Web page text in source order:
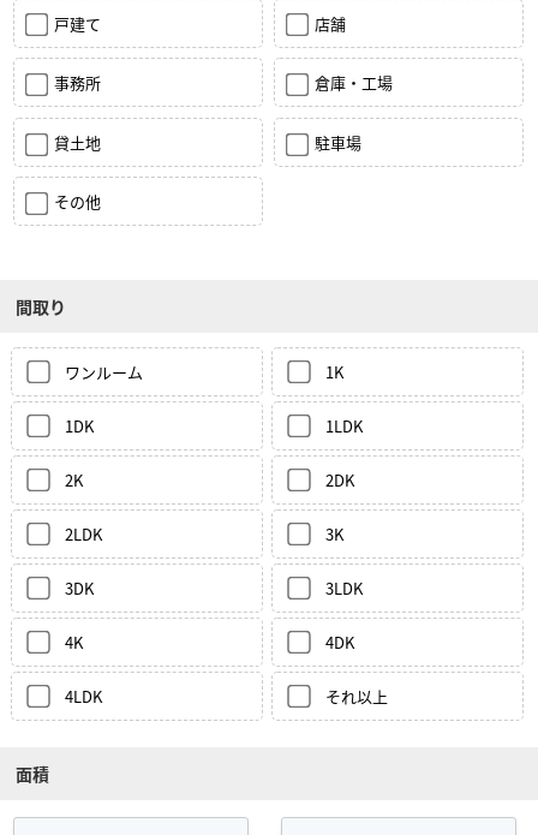
戸建て 店舗
事務所 倉庫・工場
貸土地 駐車場
その他
間取り
ワンルーム 1K
1DK 1LDK
2K 2DK
2LDK 3K
3DK 3LDK
4K 4DK
4LDK それ以上
面積